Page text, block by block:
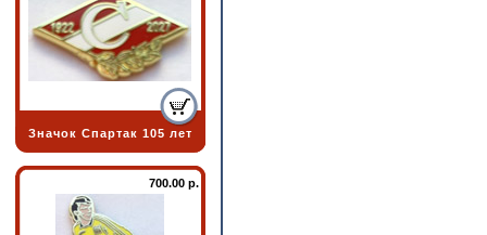
Значок Спартак 105 лет
700.00 р.